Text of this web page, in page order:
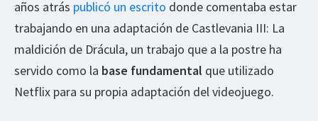
años atrás publicó un escrito donde comentaba estar
trabajando en una adaptación de Castlevania III: La
maldición de Drácula, un trabajo que a la postre ha
servido como la base fundamental que utilizado
Netflix para su propia adaptación del videojuego.